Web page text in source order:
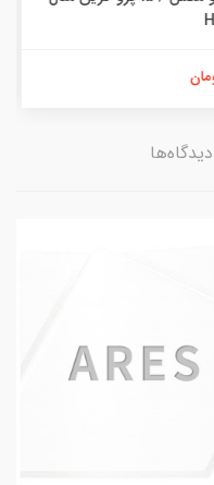
دیدگاه‌ها